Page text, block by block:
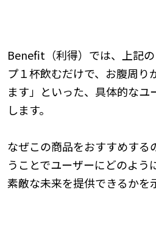
Benefit（利得）では、上記
プ１杯飲むだけで、お腹周り
ます」といった、具体的なユ
します。
なぜこの商品をおすすめする
うことでユーザーにどのよう
素敵な未来を提供できるかを